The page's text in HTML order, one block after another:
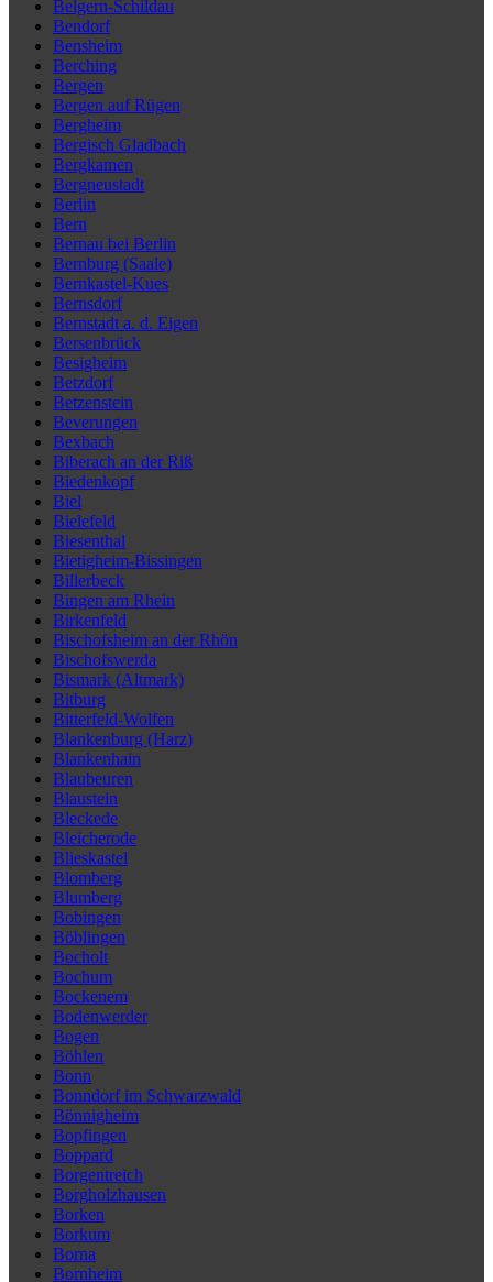
Belgern-Schildau
Bendorf
Bensheim
Berching
Bergen
Bergen auf Rügen
Bergheim
Bergisch Gladbach
Bergkamen
Bergneustadt
Berlin
Bern
Bernau bei Berlin
Bernburg (Saale)
Bernkastel-Kues
Bernsdorf
Bernstadt a. d. Eigen
Bersenbrück
Besigheim
Betzdorf
Betzenstein
Beverungen
Bexbach
Biberach an der Riß
Biedenkopf
Biel
Bielefeld
Biesenthal
Bietigheim-Bissingen
Billerbeck
Bingen am Rhein
Birkenfeld
Bischofsheim an der Rhön
Bischofswerda
Bismark (Altmark)
Bitburg
Bitterfeld-Wolfen
Blankenburg (Harz)
Blankenhain
Blaubeuren
Blaustein
Bleckede
Bleicherode
Blieskastel
Blomberg
Blumberg
Bobingen
Böblingen
Bocholt
Bochum
Bockenem
Bodenwerder
Bogen
Böhlen
Bonn
Bonndorf im Schwarzwald
Bönnigheim
Bopfingen
Boppard
Borgentreich
Borgholzhausen
Borken
Borkum
Borna
Bornheim